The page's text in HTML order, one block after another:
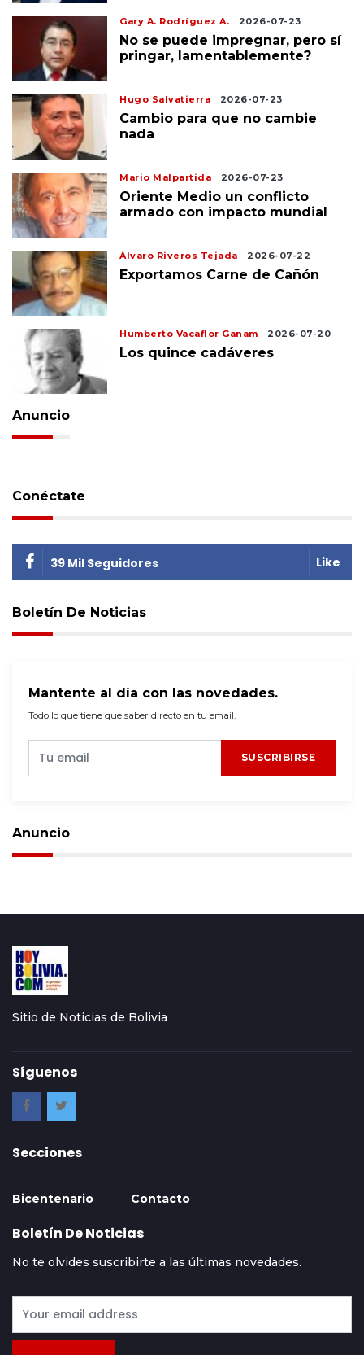
Gary A. Rodríguez A. 2026-07-23
No se puede impregnar, pero sí
pringar, lamentablemente?
Hugo Salvatierra 2026-07-23
Cambio para que no cambie
nada
Mario Malpartida 2026-07-23
Oriente Medio un conflicto
armado con impacto mundial
Álvaro Riveros Tejada 2026-07-22
Exportamos Carne de Cañón
Humberto Vacaflor Ganam 2026-07-20
Los quince cadáveres
Anuncio
Conéctate
39 Mil Seguidores Like
Boletín De Noticias
Mantente al día con las novedades.
Todo lo que tiene que saber directo en tu email.
SUSCRIBIRSE
Anuncio
Sitio de Noticias de Bolivia
Síguenos
Secciones
Bicentenario Contacto
Boletín De Noticias
No te olvides suscribirte a las últimas novedades.